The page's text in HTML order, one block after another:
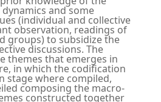
and some
(individual and collective
observation, readings of
groups) to subsidize the
discussions. The
themes that emerges in
in which the codification
stage where compiled,
composing the macro-
constructed together